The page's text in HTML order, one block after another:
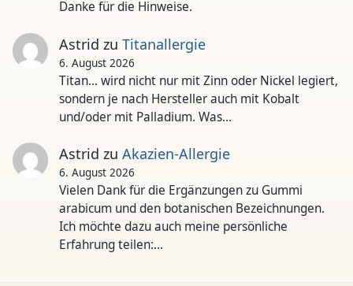
Danke für die Hinweise.
Astrid zu Titanallergie
6. August 2026
Titan... wird nicht nur mit Zinn oder Nickel legiert,
sondern je nach Hersteller auch mit Kobalt
und/oder mit Palladium. Was…
Astrid zu Akazien-Allergie
6. August 2026
Vielen Dank für die Ergänzungen zu Gummi
arabicum und den botanischen Bezeichnungen.
Ich möchte dazu auch meine persönliche
Erfahrung teilen:…